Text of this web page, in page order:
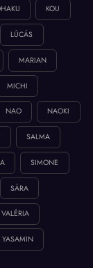
KOU
LÚCÁS
MARIAN
MICHI
NAO NAOKI
SALMA
SIMONE
SÁRA
VALÉRIA
YASAMIN